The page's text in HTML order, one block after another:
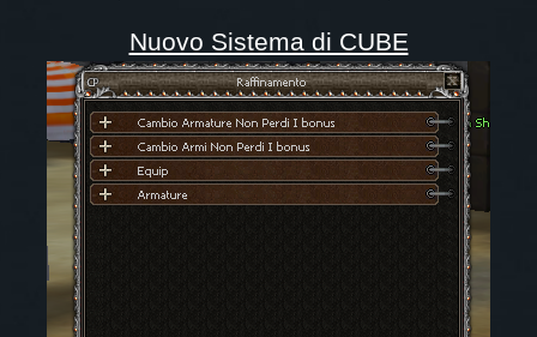
Nuovo Sistema di CUBE